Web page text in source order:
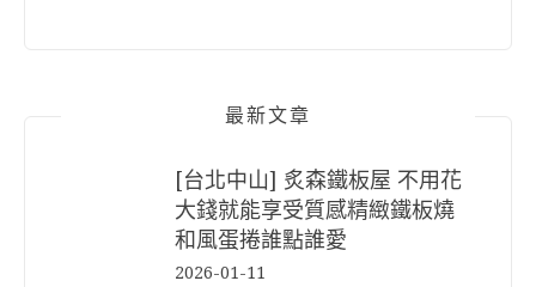
最新文章
[台北中山] 炙森鐵板屋 不用花
大錢就能享受質感精緻鐵板燒
和風蛋捲誰點誰愛
2026-01-11